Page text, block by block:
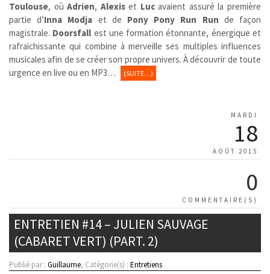
Toulouse, oùAdrien, Alexiset Lucavaient assuré la première
partie d’Inna Modja et de Pony Pony Run Run de façon
magistrale. Doorsfall est une formation étonnante, énergique et
rafraichissante qui combine à merveille ses multiples influences
musicales afin de se créer son propre univers. À découvrir de toute
urgence en live ou en MP3…
(SUITE…)
MARDI
18
AOÛT 2015
0
COMMENTAIRE(S)
ENTRETIEN #14 – JULIEN SAUVAGE
(CABARET VERT) (PART. 2)
Publié par : Guillaume, Catégorie(s) : Entretiens